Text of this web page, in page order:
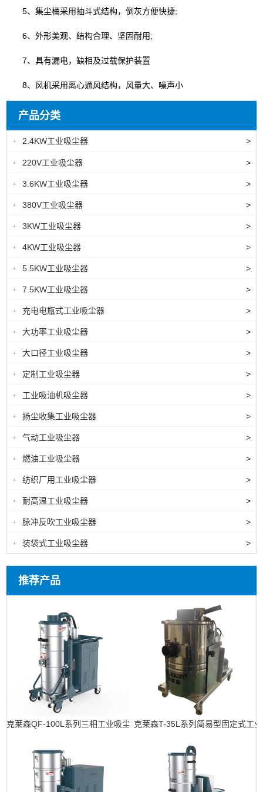
5、集尘桶采用抽斗式结构，倒灰方便快捷;
6、外形美观、结构合理、坚固耐用;
7、具有漏电，缺相及过载保护装置
8、风机采用离心通风结构，风量大、噪声小
产品分类
+ 2.4KW工业吸尘器 >
+ 220V工业吸尘器 >
+ 3.6KW工业吸尘器 >
+ 380V工业吸尘器 >
+ 3KW工业吸尘器 >
+ 4KW工业吸尘器 >
+ 5.5KW工业吸尘器 >
+ 7.5KW工业吸尘器 >
+ 充电电瓶式工业吸尘器 >
+ 大功率工业吸尘器 >
+ 大口径工业吸尘器 >
+ 定制工业吸尘器 >
+ 工业吸油机吸尘器 >
+ 扬尘收集工业吸尘器 >
+ 气动工业吸尘器 >
+ 燃油工业吸尘器 >
+ 纺织厂用工业吸尘器 >
+ 耐高温工业吸尘器 >
+ 脉冲反吹工业吸尘器 >
+ 装袋式工业吸尘器 >
推荐产品
克莱森QF-100L系列三相工业吸尘器克莱森T-35L系列简易型固定式工